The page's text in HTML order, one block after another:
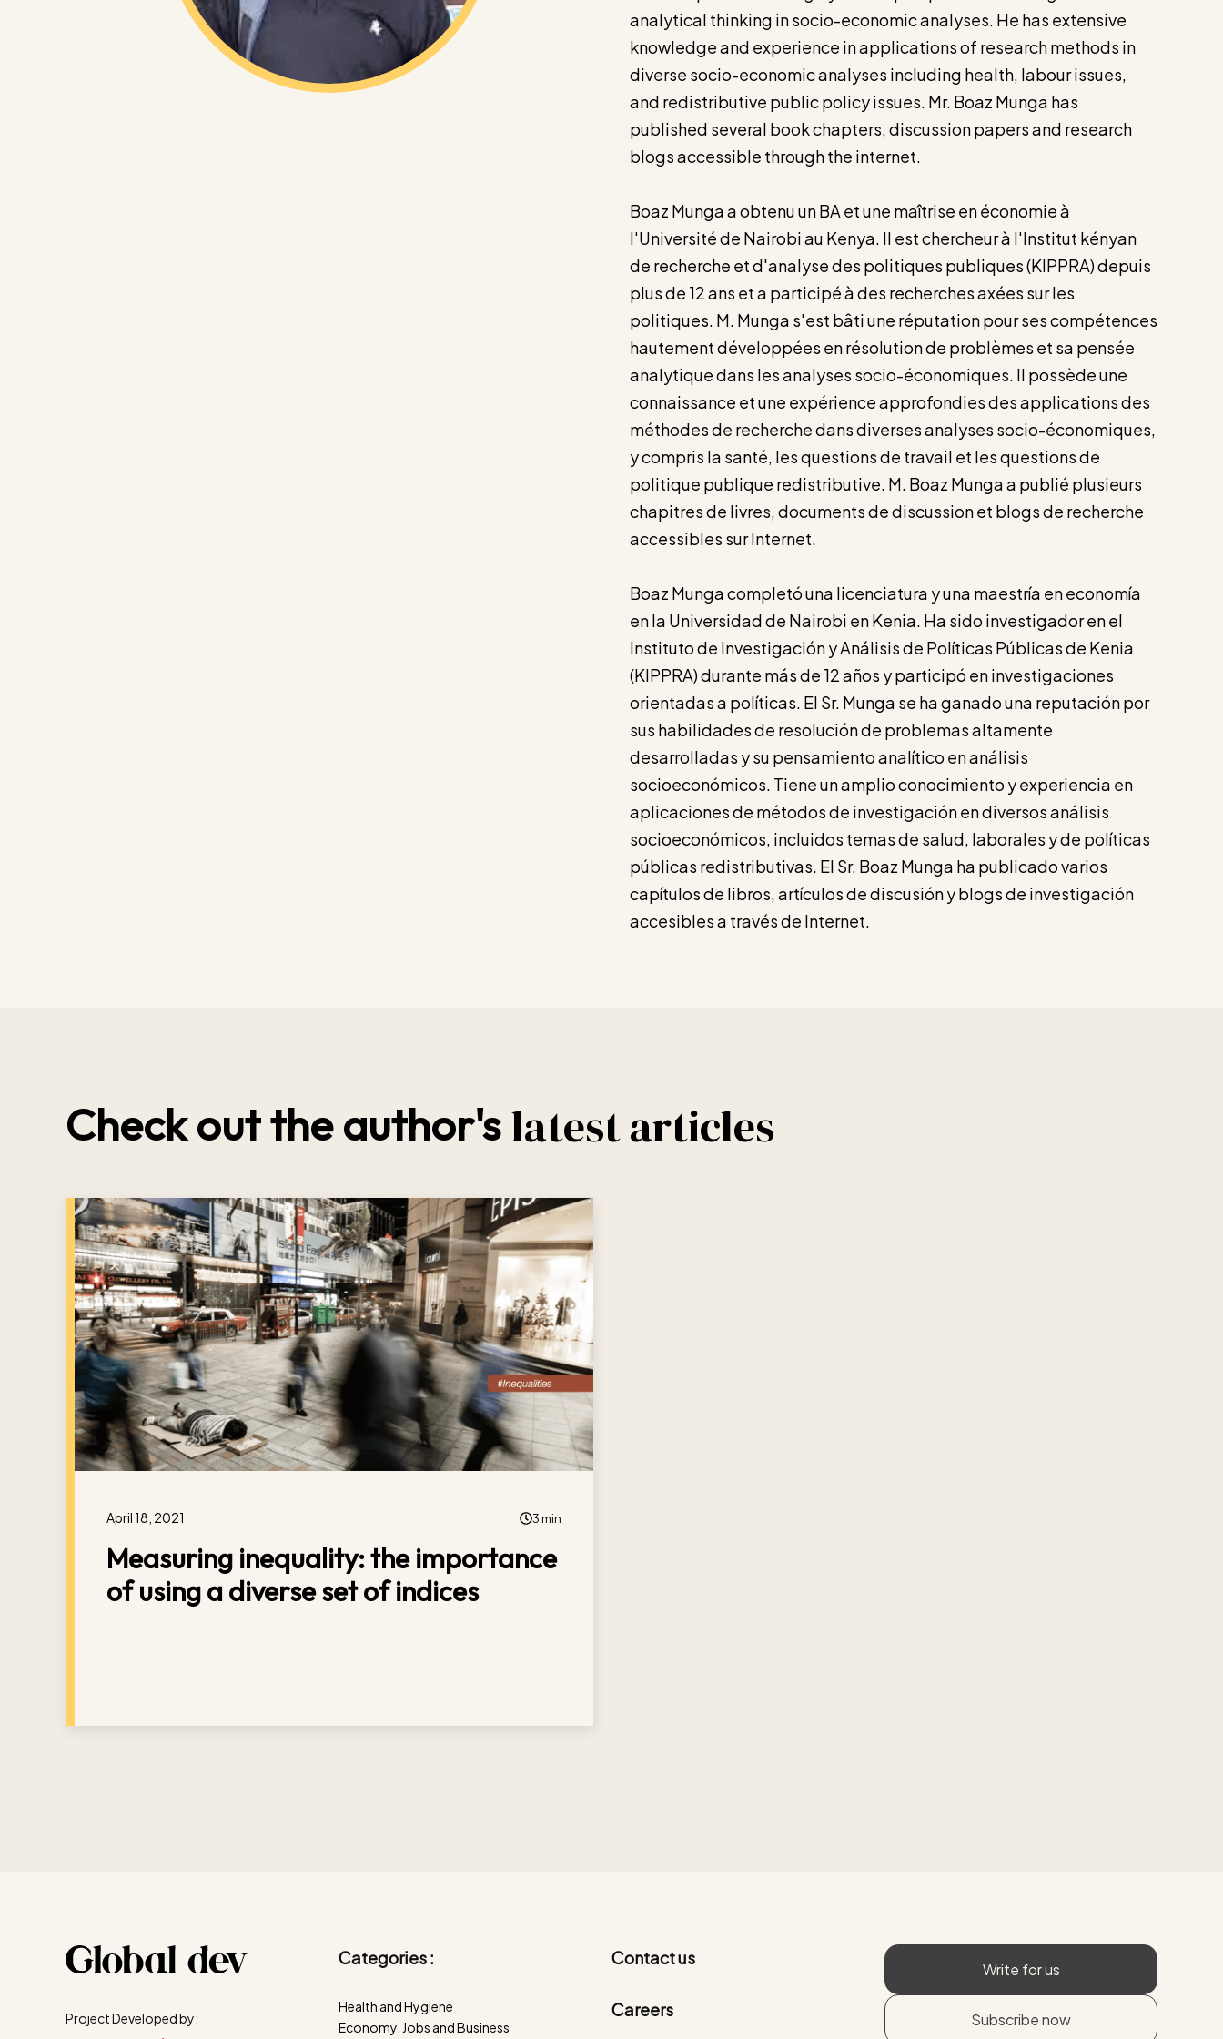
analytical thinking in socio-economic analyses. He has extensive
knowledge and experience in applications of research methods in
diverse socio-economic analyses including health, labour issues,
and redistributive public policy issues. Mr. Boaz Munga has
published several book chapters, discussion papers and research
blogs accessible through the internet.
Boaz Munga a obtenu un BA et une maîtrise en économie à
l'Université de Nairobi au Kenya. Il est chercheur à l'Institut kényan
de recherche et d'analyse des politiques publiques (KIPPRA) depuis
plus de 12 ans et a participé à des recherches axées sur les
politiques. M. Munga s'est bâti une réputation pour ses compétences
hautement développées en résolution de problèmes et sa pensée
analytique dans les analyses socio-économiques. Il possède une
connaissance et une expérience approfondies des applications des
méthodes de recherche dans diverses analyses socio-économiques,
y compris la santé, les questions de travail et les questions de
politique publique redistributive. M. Boaz Munga a publié plusieurs
chapitres de livres, documents de discussion et blogs de recherche
accessibles sur Internet.
Boaz Munga completó una licenciatura y una maestría en economía
en la Universidad de Nairobi en Kenia. Ha sido investigador en el
Instituto de Investigación y Análisis de Políticas Públicas de Kenia
(KIPPRA) durante más de 12 años y participó en investigaciones
orientadas a políticas. El Sr. Munga se ha ganado una reputación por
sus habilidades de resolución de problemas altamente
desarrolladas y su pensamiento analítico en análisis
socioeconómicos. Tiene un amplio conocimiento y experiencia en
aplicaciones de métodos de investigación en diversos análisis
socioeconómicos, incluidos temas de salud, laborales y de políticas
públicas redistributivas. El Sr. Boaz Munga ha publicado varios
capítulos de libros, artículos de discusión y blogs de investigación
accesibles a través de Internet.
Check out the author's latest articles
April 18, 2021 3 min
Measuring inequality: the importance
of using a diverse set of indices
Project Developed by:
Categories :
Health and Hygiene
Economy, Jobs and Business
Contact us
Careers
Write for us
Subscribe now